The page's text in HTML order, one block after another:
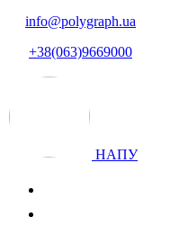
info@polygraph.ua
+38(063)9669000
НАПУ